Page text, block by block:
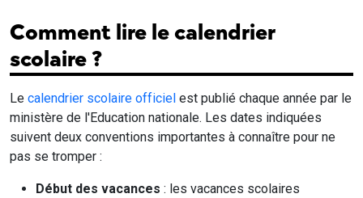
Comment lire le calendrier
scolaire ?
Le calendrier scolaire officiel est publié chaque année par le
ministère de l'Education nationale. Les dates indiquées
suivent deux conventions importantes à connaître pour ne
pas se tromper :
Début des vacances : les vacances scolaires